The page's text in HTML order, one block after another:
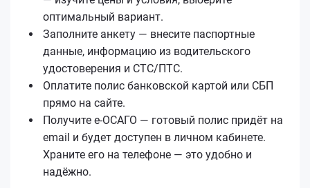
оптимальный вариант.
Заполните анкету — внесите паспортные
данные, информацию из водительского
удостоверения и СТС/ПТС.
Оплатите полис банковской картой или СБП
прямо на сайте.
Получите е‑ОСАГО — готовый полис придёт на
email и будет доступен в личном кабинете.
Храните его на телефоне — это удобно и
надёжно.